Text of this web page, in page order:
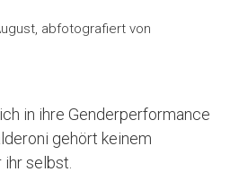
abfotografiert von
in ihre Genderperformance
gehört keinem
ihr selbst.